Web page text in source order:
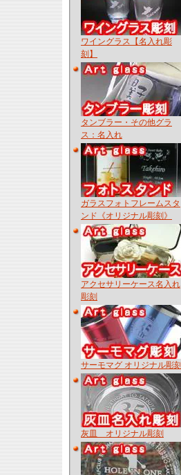
ワイングラス【名入れ彫
刻】
タンブラー・その他グラ
ス：名入れ
ガラスフォトフレームスタ
ンド《オリジナル彫刻》
アクセサリーケース名入れ
彫刻
サーモマグ オリジナル彫刻
灰皿 オリジナル彫刻